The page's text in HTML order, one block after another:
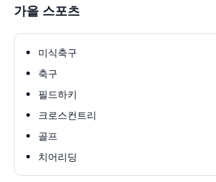
가을 스포츠
미식축구
축구
필드하키
크로스컨트리
골프
치어리딩